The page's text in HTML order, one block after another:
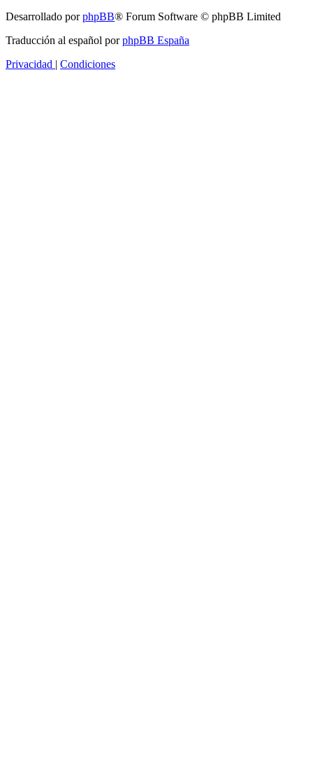
Desarrollado porphpBB® Forum Software © phpBB Limited
Traducción al español porphpBB España
Privacidad
Condiciones